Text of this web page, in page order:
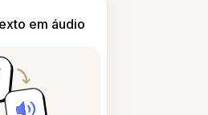
em áudio